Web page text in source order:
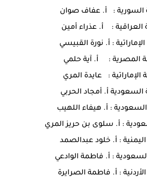
السورية : أ. عفاف صوان
العراقية : أ. عذراء أمين
الإماراتية : أ. نورة القبيسي
المصرية : أ. آية حلمي
الإماراتية : عايدة المري
السعودية أ. أمجاد الحربي
السعودية : أ. هيفاء اللهيب
: أ. سلوى بن حريز المري
اليمنية : أ. خلود عبدالصمد
السعودية : أ. فاطمة الوادعي
الأردنية : أ. فاطمة الصرايرة